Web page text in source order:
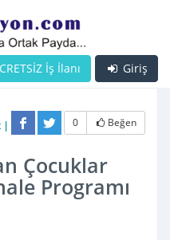
Giriş
İş İlanı
| 0 Beğen
Çocuklar
Programı